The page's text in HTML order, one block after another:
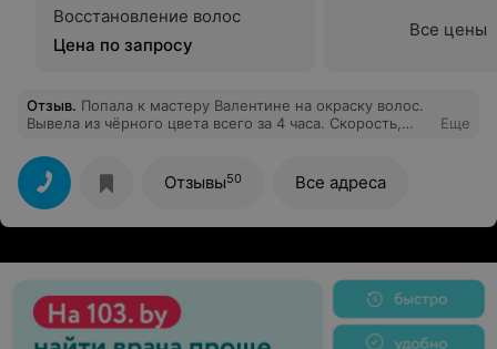
Восстановление волос
Цена по запросу
Все цены
Отзыв. Попала к мастеру Валентине на окраску волос.
Вывела из чёрного цвета всего за 4 часа. Скорость,
только к ней!
Еще
Отзывы50 Все адреса